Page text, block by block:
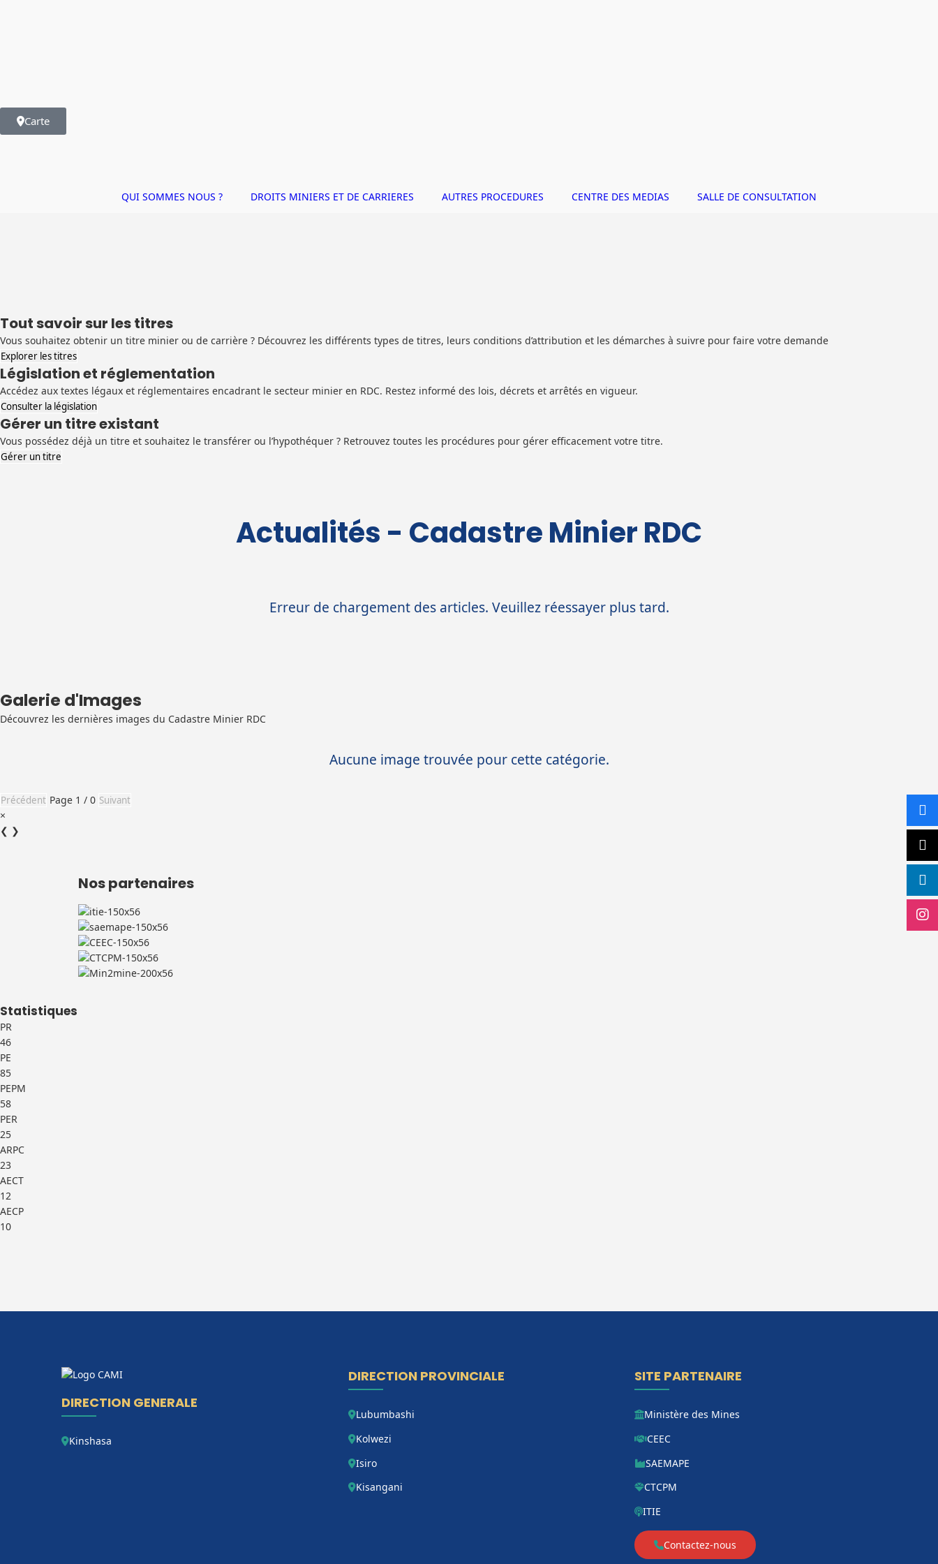
Carte
QUI SOMMES NOUS ? DROITS MINIERS ET DE CARRIERES AUTRES PROCEDURES CENTRE DES MEDIAS SALLE DE CONSULTATION
Tout savoir sur les titres
Vous souhaitez obtenir un titre minier ou de carrière ? Découvrez les différents types de titres, leurs conditions d’attribution et les démarches à suivre pour faire votre demande
Explorer les titres
Législation et réglementation
Accédez aux textes légaux et réglementaires encadrant le secteur minier en RDC. Restez informé des lois, décrets et arrêtés en vigueur.
Consulter la législation
Gérer un titre existant
Vous possédez déjà un titre et souhaitez le transférer ou l’hypothéquer ? Retrouvez toutes les procédures pour gérer efficacement votre titre.
Gérer un titre
Actualités - Cadastre Minier RDC
Erreur de chargement des articles. Veuillez réessayer plus tard.
Galerie d'Images
Découvrez les dernières images du Cadastre Minier RDC
Aucune image trouvée pour cette catégorie.
Précédent Page 1 / 0 Suivant
×
❮ ❯
Nos partenaires
Statistiques
PR
46
PE
85
PEPM
58
PER
25
ARPC
23
AECT
12
AECP
10
DIRECTION GENERALE
Kinshasa
DIRECTION PROVINCIALE
Lubumbashi
Kolwezi
Isiro
Kisangani
SITE PARTENAIRE
Ministère des Mines
CEEC
SAEMAPE
CTCPM
ITIE
Contactez-nous